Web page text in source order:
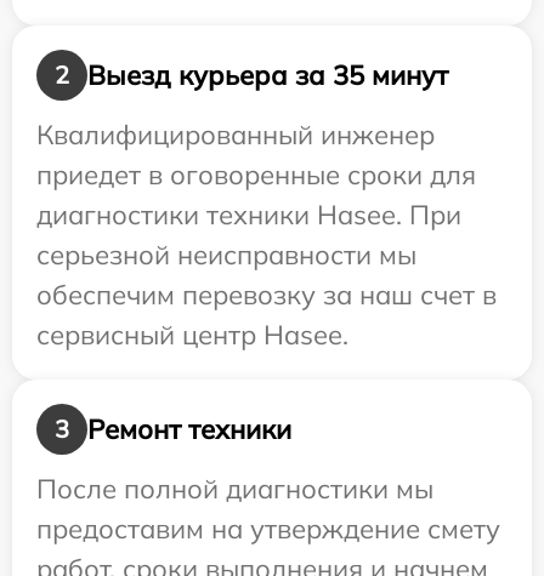
2
Выезд курьера за 35 минут
Квалифицированный инженер
приедет в оговоренные сроки для
диагностики техники Hasee. При
серьезной неисправности мы
обеспечим перевозку за наш счет в
сервисный центр Hasee.
3
Ремонт техники
После полной диагностики мы
предоставим на утверждение смету
работ, сроки выполнения и начнем